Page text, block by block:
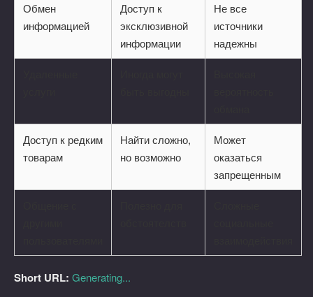
Обмен
информацией
Доступ к
эксклюзивной
информации
Не все
источники
надежны
Доступ к редким
товарам
Найти сложно,
но возможно
Может
оказаться
запрещенным
Short URL: Generating...